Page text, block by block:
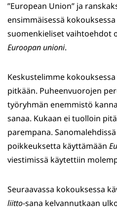
”European Union” ja
ensimmäisessä
suomenkieliset vaihtoehdot
Euroopan unioni.
Keskustelimme kokouksessa
pitkään. Puheenvuorojen
työryhmän enemmistö
sanaa. Kukaan ei tuolloin
parempana.
poikkeuksetta käyttämään
viestimissä käytettiin
Seuraavassa kokouksessa
liitto-sana kelvannutkaan